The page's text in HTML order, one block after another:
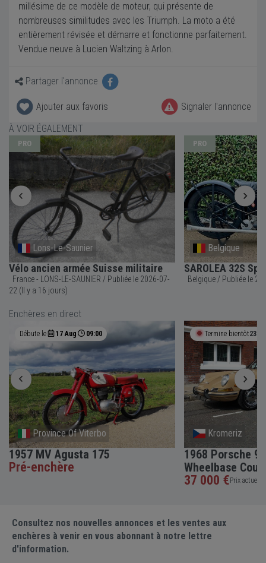
millésime de ce modèle de moteur, qui présente de
nombreuses similitudes avec les Triumph. La moto a été
entièrement révisée et démarre et fonctionne parfaitement.
Vendue neuve à Lucien Waltzing à Arlon.
Partager l'annonce
Ajouter aux favoris
Signaler l'annonce
À VOIR ÉGALEMENT
PRO
Lons-Le-Saunier
Vélo ancien armée Suisse militaire
France - LONS-LE-SAUNIER / Publiée le 2026-07-
22 (Il y a 16 jours)
PRO
Belgique
SAROLEA 32S
Enchères en direct
Débute le 17 Aug 09:00
Province Of Viterbo
1957 MV Agusta 175
Pré-enchère
Termine bientôt23h
Kromeriz
1968 Porsche
Wheelbase
37 000 € Prix actuel •
Consultez nos nouvelles annonces et les ventes aux
enchères à venir en vous abonnant à notre lettre
d'information.